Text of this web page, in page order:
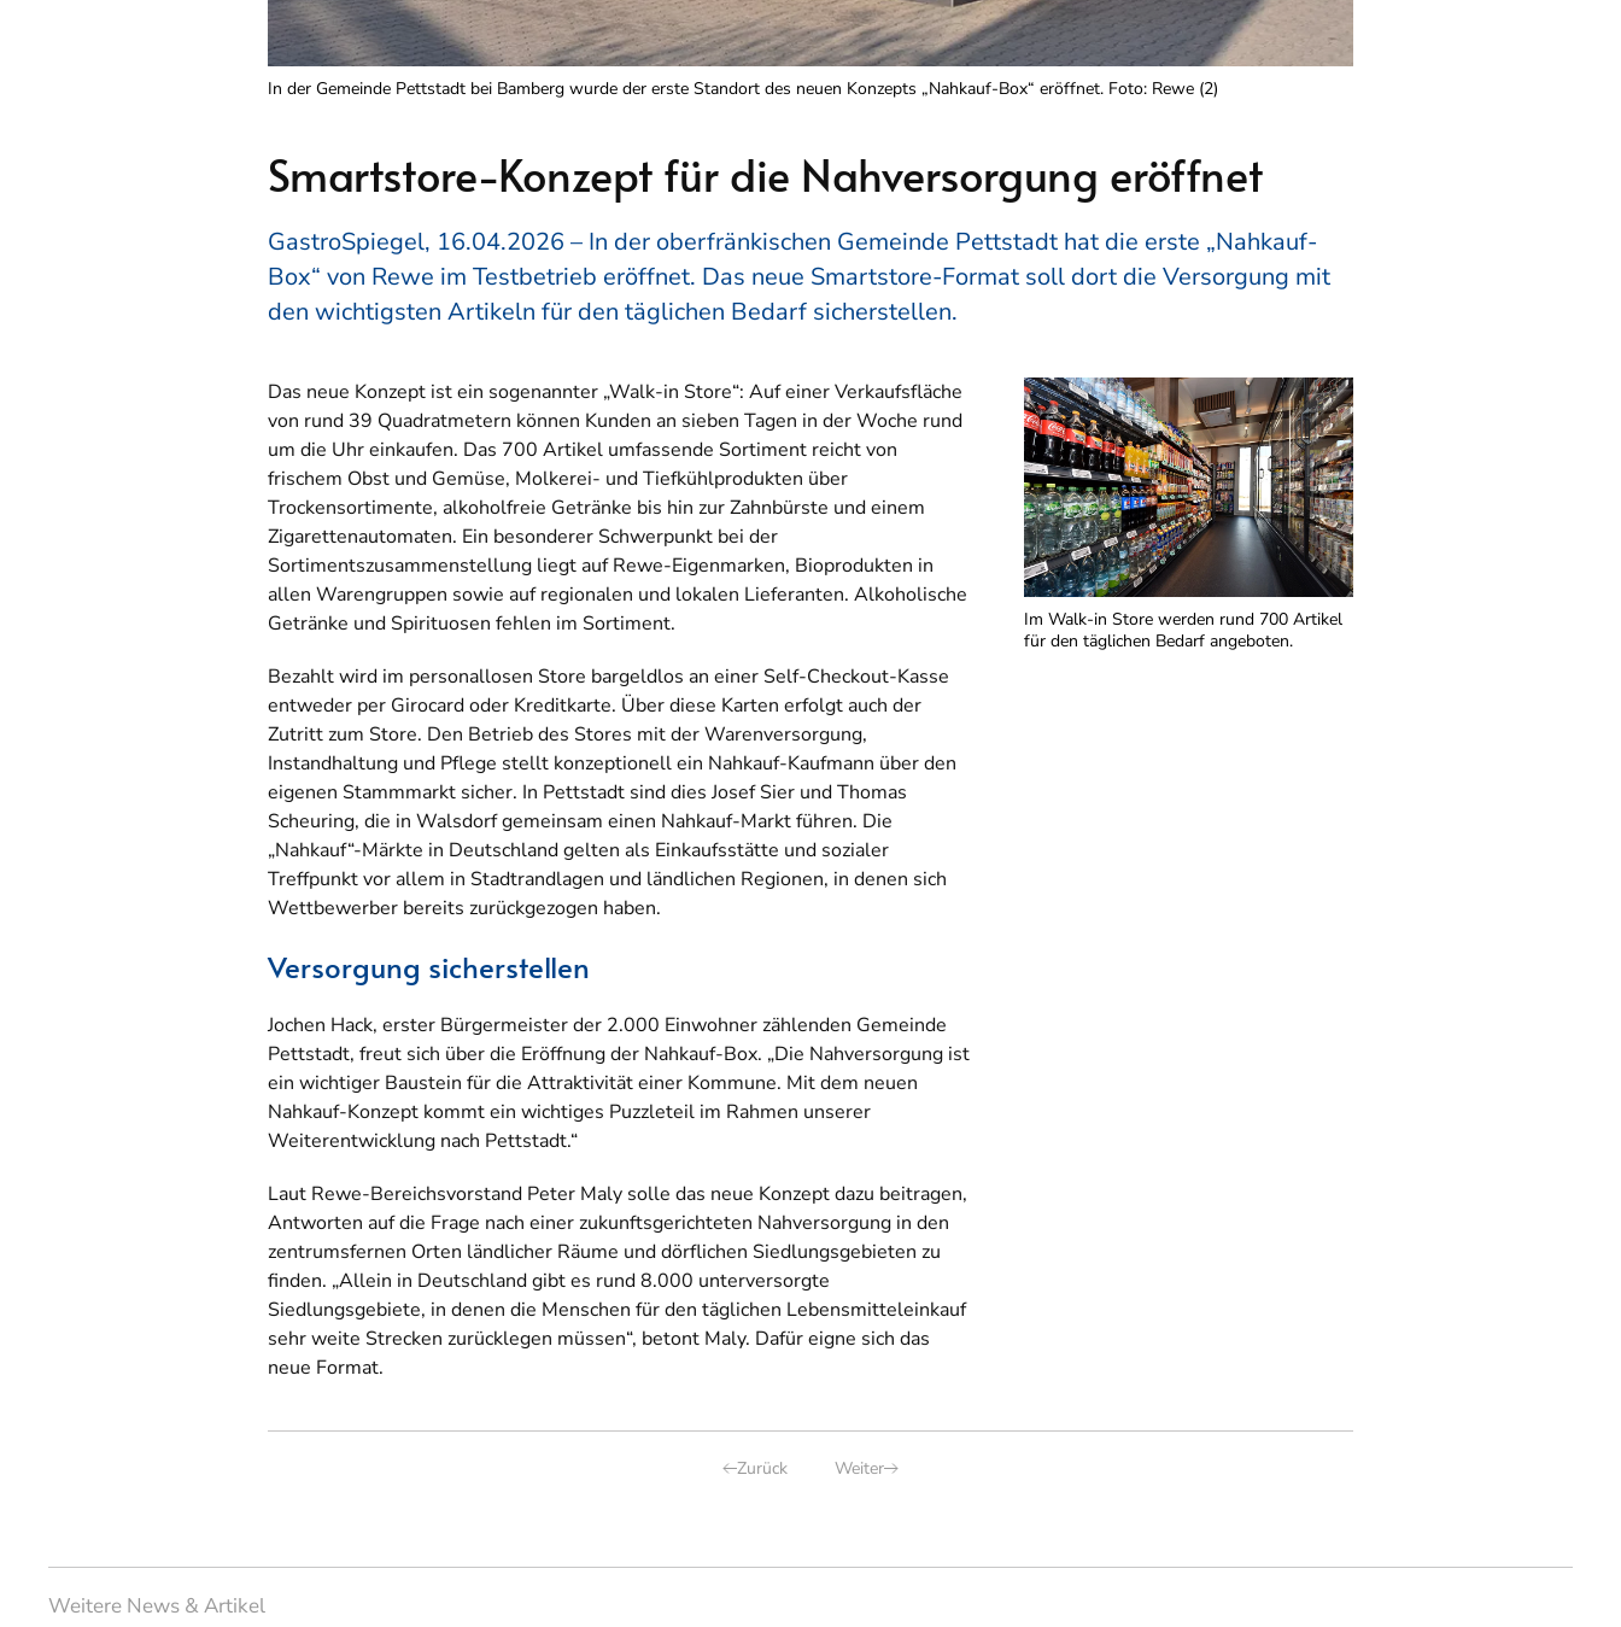
In der Gemeinde Pettstadt bei Bamberg wurde der erste Standort des neuen Konzepts „Nahkauf-Box“ eröffnet. Foto: Rewe (2)
Smartstore-Konzept für die Nahversorgung eröffnet
GastroSpiegel, 16.04.2026 – In der oberfränkischen Gemeinde Pettstadt hat die erste „Nahkauf-
Box“ von Rewe im Testbetrieb eröffnet. Das neue Smartstore-Format soll dort die Versorgung mit
den wichtigsten Artikeln für den täglichen Bedarf sicherstellen.
Das neue Konzept ist ein sogenannter „Walk-in Store“: Auf einer Verkaufsfläche
von rund 39 Quadratmetern können Kunden an sieben Tagen in der Woche rund
um die Uhr einkaufen. Das 700 Artikel umfassende Sortiment reicht von
frischem Obst und Gemüse, Molkerei- und Tiefkühlprodukten über
Trockensortimente, alkoholfreie Getränke bis hin zur Zahnbürste und einem
Zigarettenautomaten. Ein besonderer Schwerpunkt bei der
Sortimentszusammenstellung liegt auf Rewe-Eigenmarken, Bioprodukten in
allen Warengruppen sowie auf regionalen und lokalen Lieferanten. Alkoholische
Getränke und Spirituosen fehlen im Sortiment.
Bezahlt wird im personallosen Store bargeldlos an einer Self-Checkout-Kasse
entweder per Girocard oder Kreditkarte. Über diese Karten erfolgt auch der
Zutritt zum Store. Den Betrieb des Stores mit der Warenversorgung,
Instandhaltung und Pflege stellt konzeptionell ein Nahkauf-Kaufmann über den
eigenen Stammmarkt sicher. In Pettstadt sind dies Josef Sier und Thomas
Scheuring, die in Walsdorf gemeinsam einen Nahkauf-Markt führen. Die
„Nahkauf“-Märkte in Deutschland gelten als Einkaufsstätte und sozialer
Treffpunkt vor allem in Stadtrandlagen und ländlichen Regionen, in denen sich
Wettbewerber bereits zurückgezogen haben.
Versorgung sicherstellen
Jochen Hack, erster Bürgermeister der 2.000 Einwohner zählenden Gemeinde
Pettstadt, freut sich über die Eröffnung der Nahkauf-Box. „Die Nahversorgung ist
ein wichtiger Baustein für die Attraktivität einer Kommune. Mit dem neuen
Nahkauf-Konzept kommt ein wichtiges Puzzleteil im Rahmen unserer
Weiterentwicklung nach Pettstadt.“
Laut Rewe-Bereichsvorstand Peter Maly solle das neue Konzept dazu beitragen,
Antworten auf die Frage nach einer zukunftsgerichteten Nahversorgung in den
zentrumsfernen Orten ländlicher Räume und dörflichen Siedlungsgebieten zu
finden. „Allein in Deutschland gibt es rund 8.000 unterversorgte
Siedlungsgebiete, in denen die Menschen für den täglichen Lebensmitteleinkauf
sehr weite Strecken zurücklegen müssen“, betont Maly. Dafür eigne sich das
neue Format.
Im Walk-in Store werden rund 700 Artikel
für den täglichen Bedarf angeboten.
Zurück Weiter
Weitere News & Artikel